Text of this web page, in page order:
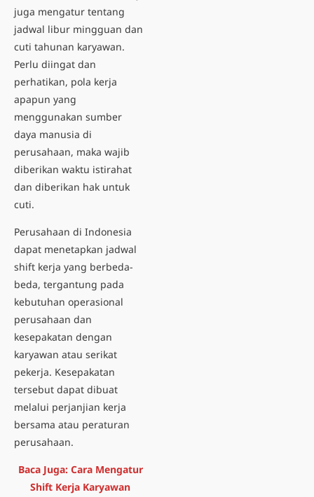
juga mengatur tentang
jadwal libur mingguan dan
cuti tahunan karyawan.
Perlu diingat dan
perhatikan, pola kerja
apapun yang
menggunakan sumber
daya manusia di
perusahaan, maka wajib
diberikan waktu istirahat
dan diberikan hak untuk
cuti.
Perusahaan di Indonesia
dapat menetapkan jadwal
shift kerja yang berbeda-
beda, tergantung pada
kebutuhan operasional
perusahaan dan
kesepakatan dengan
karyawan atau serikat
pekerja. Kesepakatan
tersebut dapat dibuat
melalui perjanjian kerja
bersama atau peraturan
perusahaan.
Baca Juga: Cara Mengatur
Shift Kerja Karyawan